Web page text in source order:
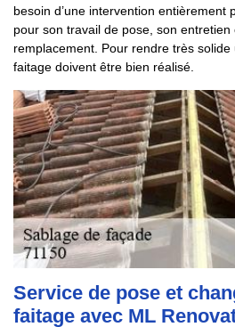
besoin d’une intervention entièrement
pour son travail de pose, son entretien
remplacement. Pour rendre très
faitage doivent être bien réalisé.
Service de pose et
faitage avec ML